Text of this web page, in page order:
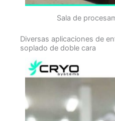
Sala de
Diversas aplicaciones de
soplado de doble cara